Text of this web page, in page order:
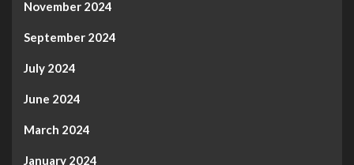
November 2024
September 2024
July 2024
June 2024
March 2024
January 2024